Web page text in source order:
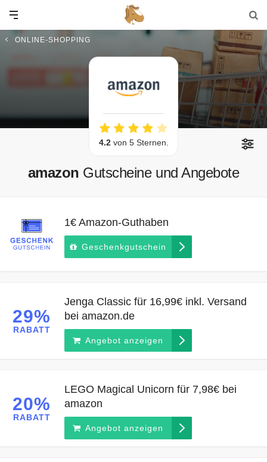
ONLINE-SHOPPING
4.2von 5 Sternen.
amazon Gutscheine und Angebote
1€ Amazon-Guthaben
Geschenkgutschein
29%
RABATT
Jenga Classic für 16,99€ inkl. Versand
bei amazon.de
Angebot anzeigen
20%
RABATT
LEGO Magical Unicorn für 7,98€ bei
amazon
Angebot anzeigen